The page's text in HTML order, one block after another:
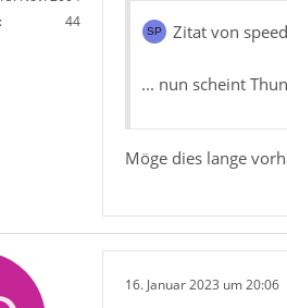
44 Zitat von
... nun scheint
Möge dies lange
16. Januar 2023 um 20:06